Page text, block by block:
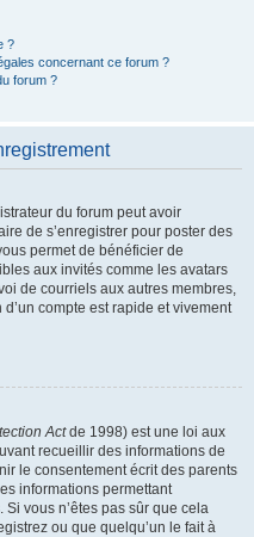
?
concernant ce forum ?
forum ?
du forum peut avoir
de s’enregistrer pour poster des
permet de bénéficier de
aux invités comme les avatars
de courriels aux autres membres,
compte est rapide et vivement
Actde 1998) est une loi aux
recueillir des informations de
le consentement écrit des parents
informations permettant
vous n’êtes pas sûr que cela
ou que quelqu’un le fait à